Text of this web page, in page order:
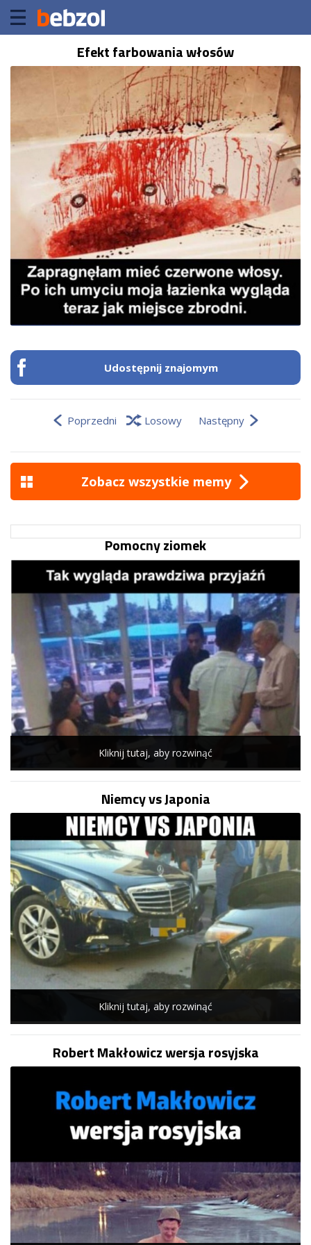
Efekt farbowania włosów
Udostępnij znajomym
Poprzedni Losowy Następny
Zobacz wszystkie memy
Pomocny ziomek
Kliknij tutaj, aby rozwinąć
Niemcy vs Japonia
Kliknij tutaj, aby rozwinąć
Robert Makłowicz wersja rosyjska